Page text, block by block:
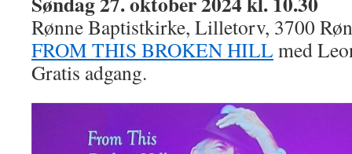
Rønne Baptistkirke, Lilletorv, 3700
FROM THIS BROKEN HILL med
Gratis adgang.